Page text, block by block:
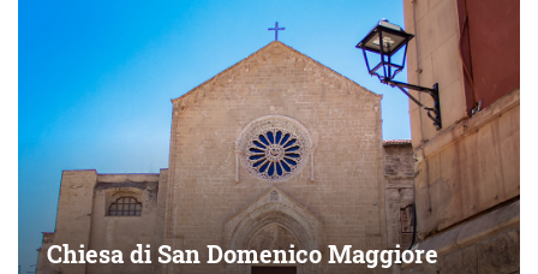
Chiesa di San Domenico Maggiore